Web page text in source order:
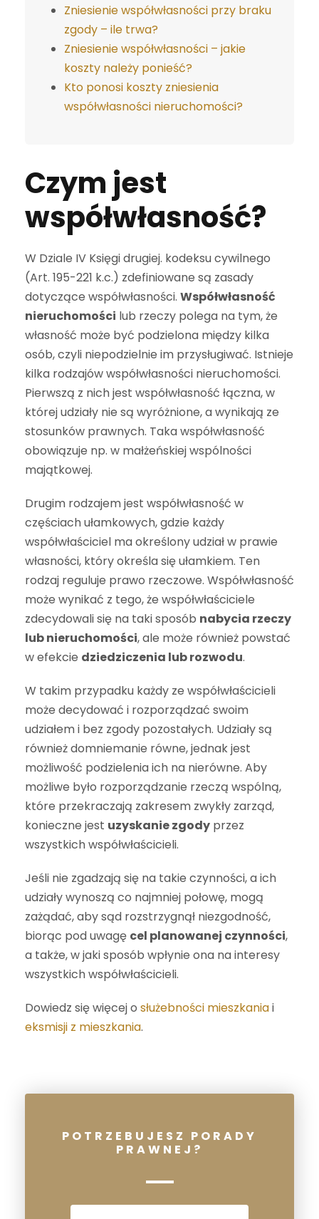
Zniesienie współwłasności przy braku
zgody – ile trwa?
Zniesienie współwłasności – jakie
koszty należy ponieść?
Kto ponosi koszty zniesienia
współwłasności nieruchomości?
Czym jest
współwłasność?
W Dziale IV Księgi drugiej. kodeksu cywilnego
(Art. 195-221 k.c.) zdefiniowane są zasady
dotyczące współwłasności. Współwłasność
nieruchomości lub rzeczy polega na tym, że
własność może być podzielona między kilka
osób, czyli niepodzielnie im przysługiwać. Istnieje
kilka rodzajów współwłasności nieruchomości.
Pierwszą z nich jest współwłasność łączna, w
której udziały nie są wyróżnione, a wynikają ze
stosunków prawnych. Taka współwłasność
obowiązuje np. w małżeńskiej wspólności
majątkowej.
Drugim rodzajem jest współwłasność w
częściach ułamkowych, gdzie każdy
współwłaściciel ma określony udział w prawie
własności, który określa się ułamkiem. Ten
rodzaj reguluje prawo rzeczowe. Współwłasność
może wynikać z tego, że współwłaściciele
zdecydowali się na taki sposób nabycia rzeczy
lub nieruchomości, ale może również powstać
w efekcie dziedziczenia lub rozwodu.
W takim przypadku każdy ze współwłaścicieli
może decydować i rozporządzać swoim
udziałem i bez zgody pozostałych. Udziały są
również domniemanie równe, jednak jest
możliwość podzielenia ich na nierówne. Aby
możliwe było rozporządzanie rzeczą wspólną,
które przekraczają zakresem zwykły zarząd,
konieczne jest uzyskanie zgody przez
wszystkich współwłaścicieli.
Jeśli nie zgadzają się na takie czynności, a ich
udziały wynoszą co najmniej połowę, mogą
zażądać, aby sąd rozstrzygnął niezgodność,
biorąc pod uwagę cel planowanej czynności,
a także, w jaki sposób wpłynie ona na interesy
wszystkich współwłaścicieli.
Dowiedz się więcej o służebności mieszkaniai
eksmisji z mieszkania.
POTRZEBUJESZ PORADY
PRAWNEJ?